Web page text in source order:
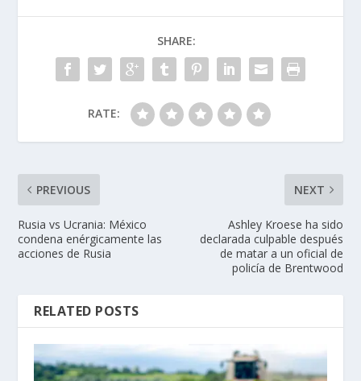
SHARE:
RATE:
PREVIOUS
Rusia vs Ucrania: México
condena enérgicamente las
acciones de Rusia
NEXT
Ashley Kroese ha sido
declarada culpable después
de matar a un oficial de
policía de Brentwood
RELATED POSTS